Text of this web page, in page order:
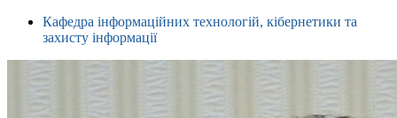
Кафедра інформаційних технологій, кібернетики та
захисту інформації